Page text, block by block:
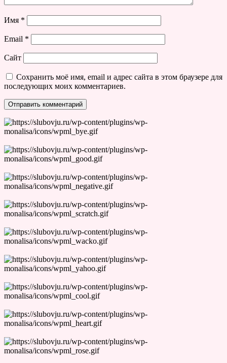
Имя *
Email *
Сайт
Сохранить моё имя, email и адрес сайта в этом браузере для
последующих моих комментариев.